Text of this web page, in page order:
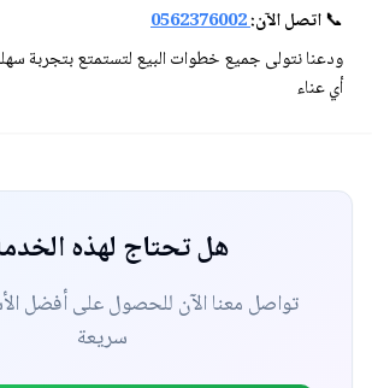
📞اتصل الآن:0562376002
ودعنا نتولى جميع خطوات البيع لتستمتع بتجربة
أي عناء
هل تحتاج لهذه
تواصل معنا الآن للحصول على أفضل
سريعة